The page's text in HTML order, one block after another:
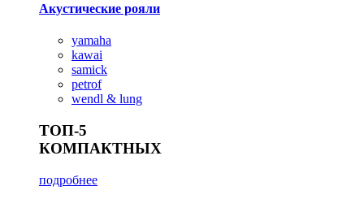
Акустические рояли
yamaha
kawai
samick
petrof
wendl & lung
ТОП-5
КОМПАКТНЫХ
подробнее